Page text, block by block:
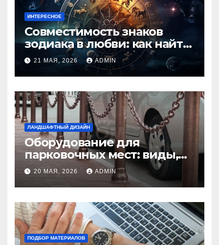
ИНТЕРЕСНОЕ
Совместимость знаков
зодиака в любви: как найти
идеальную пару и
избежать конфликтов
21 МАЯ, 2026 ADMIN
ЛАНДШАФТНЫЙ ДИЗАЙН
Оборудование для
парковочных мест: виды,
функции и нормы
установки
20 МАЯ, 2026 ADMIN
ПОДБОР МАТЕРИАЛОВ